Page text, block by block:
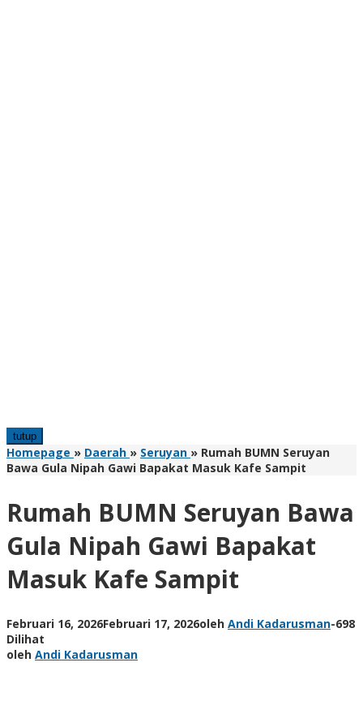
tutup
Homepage » Daerah » Seruyan » Rumah BUMN Seruyan
Bawa Gula Nipah Gawi Bapakat Masuk Kafe Sampit
Rumah BUMN Seruyan Bawa
Gula Nipah Gawi Bapakat
Masuk Kafe Sampit
Februari 16, 2026Februari 17, 2026oleh Andi Kadarusman-698
Dilihat
oleh Andi Kadarusman